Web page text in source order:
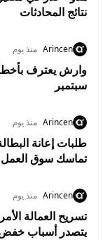
نتائج المحادثات
Arincen منذ يوم
وارش يعترف
سبتمبر
Arincen منذ يوم
طلبات إعانة
تماسك سوق العمل
Arincen منذ يوم
يتصدر أسباب